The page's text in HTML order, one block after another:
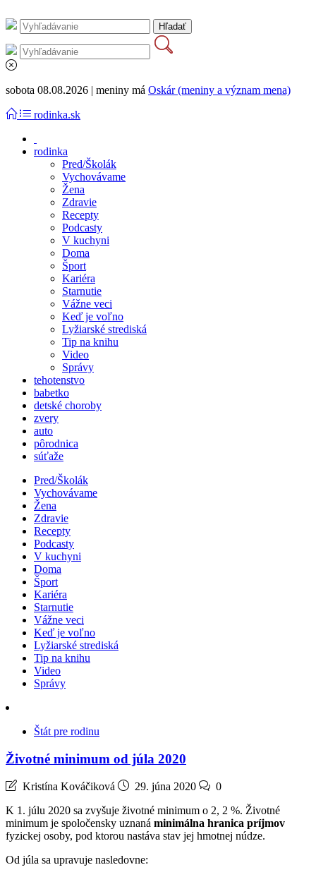
sobota 08.08.2026 | meniny má Oskár (meniny a význam mena)
rodinka.sk
rodinka
Pred/Školák
Vychovávame
Žena
Zdravie
Recepty
Podcasty
V kuchyni
Doma
Šport
Kariéra
Starnutie
Vážne veci
Keď je voľno
Lyžiarské strediská
Tip na knihu
Video
Správy
tehotenstvo
babetko
detské choroby
zvery
auto
pôrodnica
súťaže
Pred/Školák
Vychovávame
Žena
Zdravie
Recepty
Podcasty
V kuchyni
Doma
Šport
Kariéra
Starnutie
Vážne veci
Keď je voľno
Lyžiarské strediská
Tip na knihu
Video
Správy
Štát pre rodinu
Životné minimum od júla 2020
Kristína Kováčiková 29. júna 2020
0
K 1. júlu 2020 sa zvyšuje životné minimum o 2, 2 %. Životné
minimum je spoločensky uznaná minimálna hranica príjmov
fyzickej osoby, pod ktorou nastáva stav jej hmotnej núdze.
Od júla sa upravuje nasledovne: